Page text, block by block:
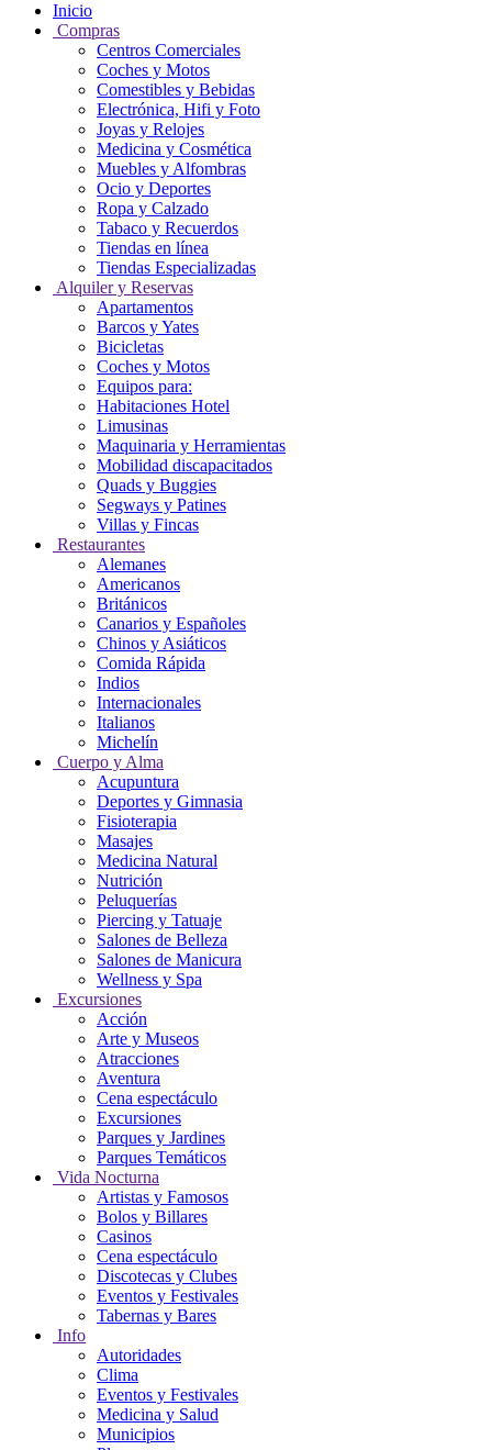
Inicio
Compras
Centros Comerciales
Coches y Motos
Comestibles y Bebidas
Electrónica, Hifi y Foto
Joyas y Relojes
Medicina y Cosmética
Muebles y Alfombras
Ocio y Deportes
Ropa y Calzado
Tabaco y Recuerdos
Tiendas en línea
Tiendas Especializadas
Alquiler y Reservas
Apartamentos
Barcos y Yates
Bicicletas
Coches y Motos
Equipos para:
Habitaciones Hotel
Limusinas
Maquinaria y Herramientas
Mobilidad discapacitados
Quads y Buggies
Segways y Patines
Villas y Fincas
Restaurantes
Alemanes
Americanos
Británicos
Canarios y Españoles
Chinos y Asiáticos
Comida Rápida
Indios
Internacionales
Italianos
Michelín
Cuerpo y Alma
Acupuntura
Deportes y Gimnasia
Fisioterapia
Masajes
Medicina Natural
Nutrición
Peluquerías
Piercing y Tatuaje
Salones de Belleza
Salones de Manicura
Wellness y Spa
Excursiones
Acción
Arte y Museos
Atracciones
Aventura
Cena espectáculo
Excursiones
Parques y Jardines
Parques Temáticos
Vida Nocturna
Artistas y Famosos
Bolos y Billares
Casinos
Cena espectáculo
Discotecas y Clubes
Eventos y Festivales
Tabernas y Bares
Info
Autoridades
Clima
Eventos y Festivales
Medicina y Salud
Municipios